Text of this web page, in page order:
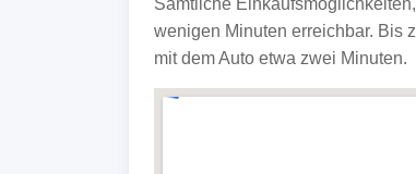
wenigen Minuten erreichbar. Bis
mit dem Auto etwa zwei Minuten.